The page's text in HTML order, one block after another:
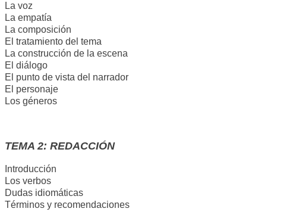
La voz
La empatía
La composición
El tratamiento del tema
La construcción de la escena
El diálogo
El punto de vista del narrador
El personaje
Los géneros
TEMA 2: REDACCIÓN
Introducción
Los verbos
Dudas idiomáticas
Términos y recomendaciones